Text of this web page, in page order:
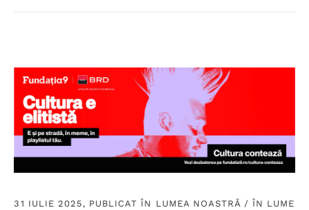
31 IULIE 2025, PUBLICAT ÎN LUMEA NOASTRĂ /ÎN LUME